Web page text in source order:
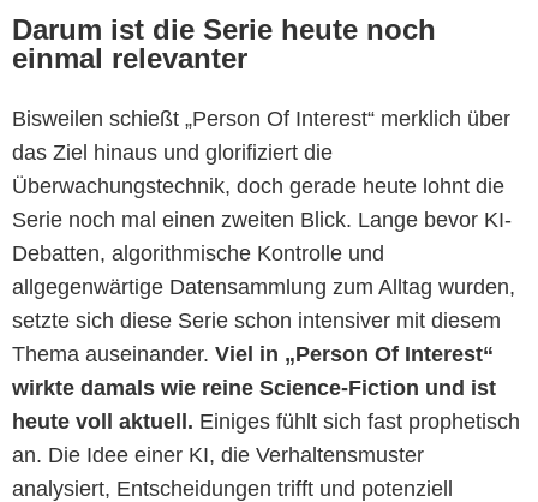
Darum ist die Serie heute noch
einmal relevanter
Bisweilen schießt „Person Of Interest“ merklich über
das Ziel hinaus und glorifiziert die
Überwachungstechnik, doch gerade heute lohnt die
Serie noch mal einen zweiten Blick. Lange bevor KI-
Debatten, algorithmische Kontrolle und
allgegenwärtige Datensammlung zum Alltag wurden,
setzte sich diese Serie schon intensiver mit diesem
Thema auseinander. Viel in „Person Of Interest“
wirkte damals wie reine Science-Fiction und ist
heute voll aktuell. Einiges fühlt sich fast prophetisch
an. Die Idee einer KI, die Verhaltensmuster
analysiert, Entscheidungen trifft und potenziell